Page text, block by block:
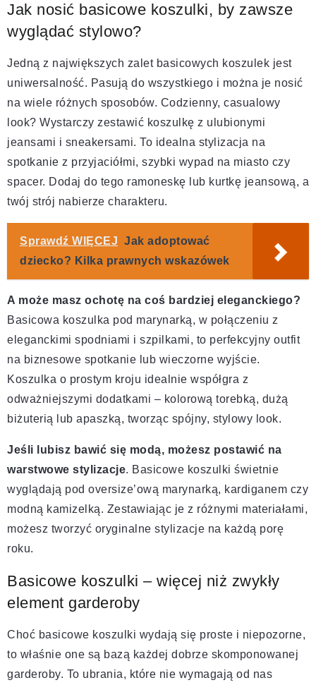
Jak nosić basicowe koszulki, by zawsze
wyglądać stylowo?
Jedną z największych zalet basicowych koszulek jest
uniwersalność. Pasują do wszystkiego i można je nosić
na wiele różnych sposobów. Codzienny, casualowy
look? Wystarczy zestawić koszulkę z ulubionymi
jeansami i sneakersami. To idealna stylizacja na
spotkanie z przyjaciółmi, szybki wypad na miasto czy
spacer. Dodaj do tego ramoneskę lub kurtkę jeansową, a
twój strój nabierze charakteru.
Sprawdź WIĘCEJ Jak adoptować
dziecko? Kilka prawnych wskazówek
A może masz ochotę na coś bardziej eleganckiego?
Basicowa koszulka pod marynarką, w połączeniu z
eleganckimi spodniami i szpilkami, to perfekcyjny outfit
na biznesowe spotkanie lub wieczorne wyjście.
Koszulka o prostym kroju idealnie współgra z
odważniejszymi dodatkami – kolorową torebką, dużą
biżuterią lub apaszką, tworząc spójny, stylowy look.
Jeśli lubisz bawić się modą, możesz postawić na
warstwowe stylizacje. Basicowe koszulki świetnie
wyglądają pod oversize’ową marynarką, kardiganem czy
modną kamizelką. Zestawiając je z różnymi materiałami,
możesz tworzyć oryginalne stylizacje na każdą porę
roku.
Basicowe koszulki – więcej niż zwykły
element garderoby
Choć basicowe koszulki wydają się proste i niepozorne,
to właśnie one są bazą każdej dobrze skomponowanej
garderoby. To ubrania, które nie wymagają od nas